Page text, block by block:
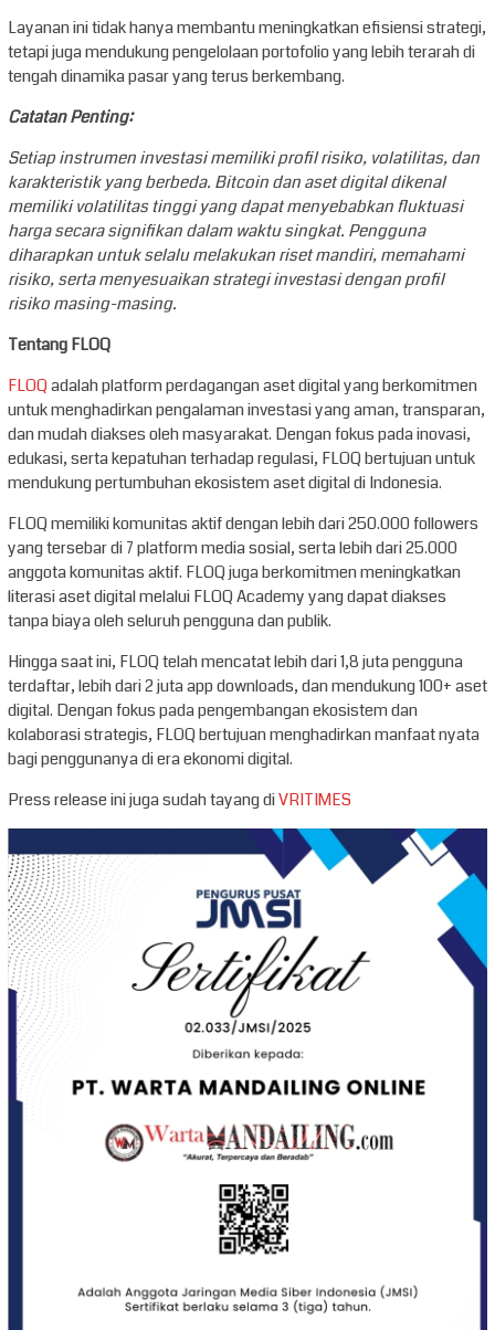
Layanan ini tidak hanya membantu meningkatkan efisiensi strategi,
tetapi juga mendukung pengelolaan portofolio yang lebih terarah di
tengah dinamika pasar yang terus berkembang.
Catatan Penting:
Setiap instrumen investasi memiliki profil risiko, volatilitas, dan
karakteristik yang berbeda. Bitcoin dan aset digital dikenal
memiliki volatilitas tinggi yang dapat menyebabkan fluktuasi
harga secara signifikan dalam waktu singkat. Pengguna
diharapkan untuk selalu melakukan riset mandiri, memahami
risiko, serta menyesuaikan strategi investasi dengan profil
risiko masing-masing.
Tentang FLOQ
FLOQadalah platform perdagangan aset digital yang berkomitmen
untuk menghadirkan pengalaman investasi yang aman, transparan,
dan mudah diakses oleh masyarakat. Dengan fokus pada inovasi,
edukasi, serta kepatuhan terhadap regulasi, FLOQ bertujuan untuk
mendukung pertumbuhan ekosistem aset digital di Indonesia.
FLOQ memiliki komunitas aktif dengan lebih dari 250.000 followers
yang tersebar di 7 platform media sosial, serta lebih dari 25.000
anggota komunitas aktif. FLOQ juga berkomitmen meningkatkan
literasi aset digital melalui FLOQ Academy yang dapat diakses
tanpa biaya oleh seluruh pengguna dan publik.
Hingga saat ini, FLOQ telah mencatat lebih dari 1,8 juta pengguna
terdaftar, lebih dari 2 juta app downloads, dan mendukung 100+ aset
digital. Dengan fokus pada pengembangan ekosistem dan
kolaborasi strategis, FLOQ bertujuan menghadirkan manfaat nyata
bagi penggunanya di era ekonomi digital.
Press release ini juga sudah tayang diVRITIMES